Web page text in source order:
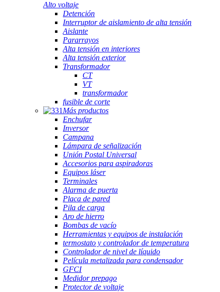
Alto voltaje
Detención
Interruptor de aislamiento de alta tensión
Aislante
Pararrayos
Alta tensión en interiores
Alta tensión exterior
Transformador
CT
VT
transformador
fusible de corte
Más productos
Enchufar
Inversor
Campana
Lámpara de señalización
Unión Postal Universal
Accesorios para aspiradoras
Equipos láser
Terminales
Alarma de puerta
Placa de pared
Pila de carga
Aro de hierro
Bombas de vacío
Herramientas y equipos de instalación
termostato y controlador de temperatura
Controlador de nivel de líquido
Película metalizada para condensador
GFCI
Medidor prepago
Protector de voltaje